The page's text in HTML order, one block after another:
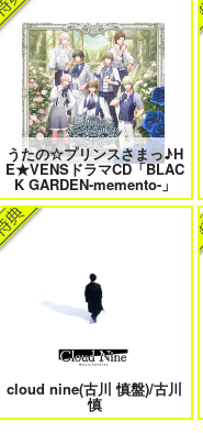
やらしく躾けて愛してあげる－
Dom／Subユニバース－２
好きとおかえり
平野と鍵浦 7
夫を味方にする方法 5
うたの☆プリンスさまっ♪H
E★VENSドラマCD「BLAC
K GARDEN-memento-」
cloud nine(古川 慎盤)/古川
慎